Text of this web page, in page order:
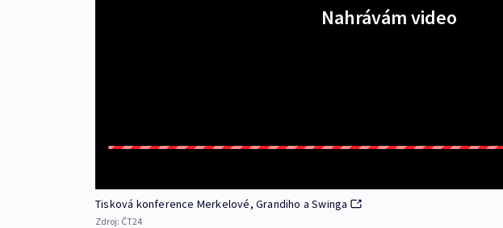
Nahrávám video
Tisková konference Merkelové, Grandiho a Swinga
Zdroj: ČT24